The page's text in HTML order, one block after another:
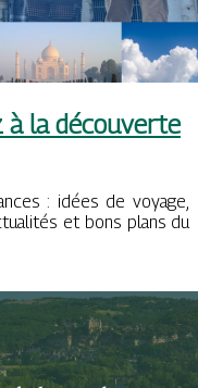
à la découverte
: idées de voyage,
et bons plans du